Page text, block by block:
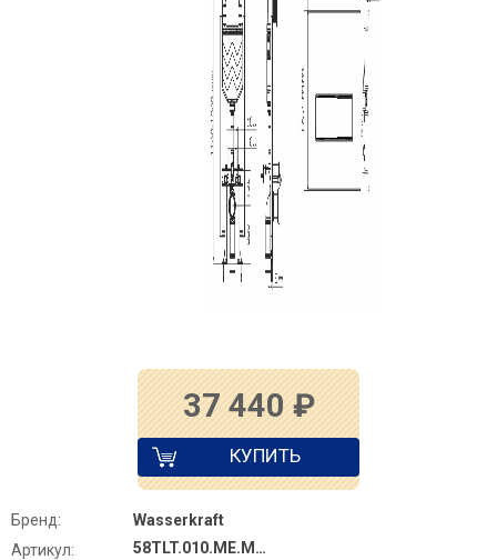
37 440 ₽
КУПИТЬ
Бренд:
Wasserkraft
Артикул:
58TLT.010.ME.MB03